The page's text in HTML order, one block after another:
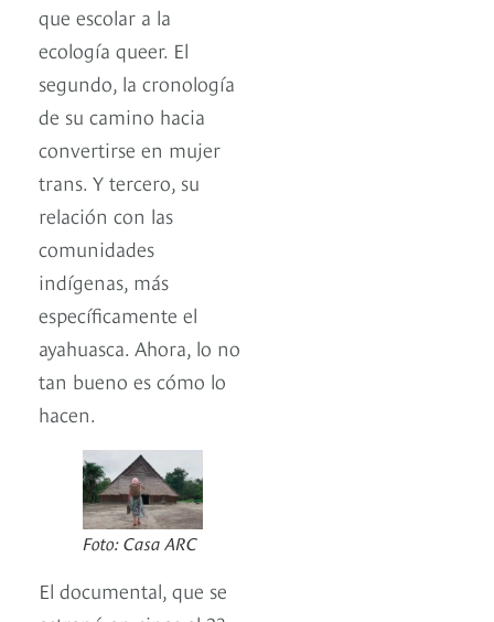
que escolar a la
ecología queer. El
segundo, la cronología
de su camino hacia
convertirse en mujer
trans. Y tercero, su
relación con las
comunidades
indígenas, más
específicamente el
ayahuasca. Ahora, lo no
tan bueno es cómo lo
hacen.
Foto: Casa ARC
El documental, que se